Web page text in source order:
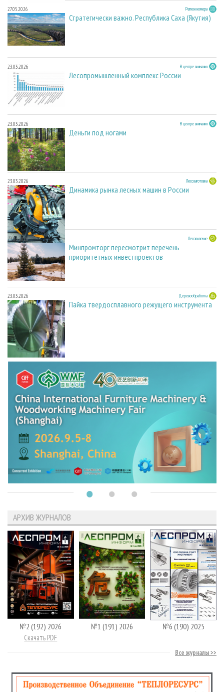
27.05.2026 Регион номера
Стратегически важно. Республика Саха (Якутия)
23.03.2026 В центре внимания
Лесопромышленный комплекс России
23.03.2026 В центре внимания
Деньги под ногами
23.03.2026 Лесозаготовка
Динамика рынка лесных машин в России
23.03.2026 Лесопиление
Минпромторг пересмотрит перечень
приоритетных инвестпроектов
23.03.2026 Деревообработка
Пайка твердосплавного режущего инструмента
АРХИВ ЖУРНАЛОВ
№2 (192) 2026
Скачать PDF
№1 (191) 2026 №6 (190) 2025
Все журналы